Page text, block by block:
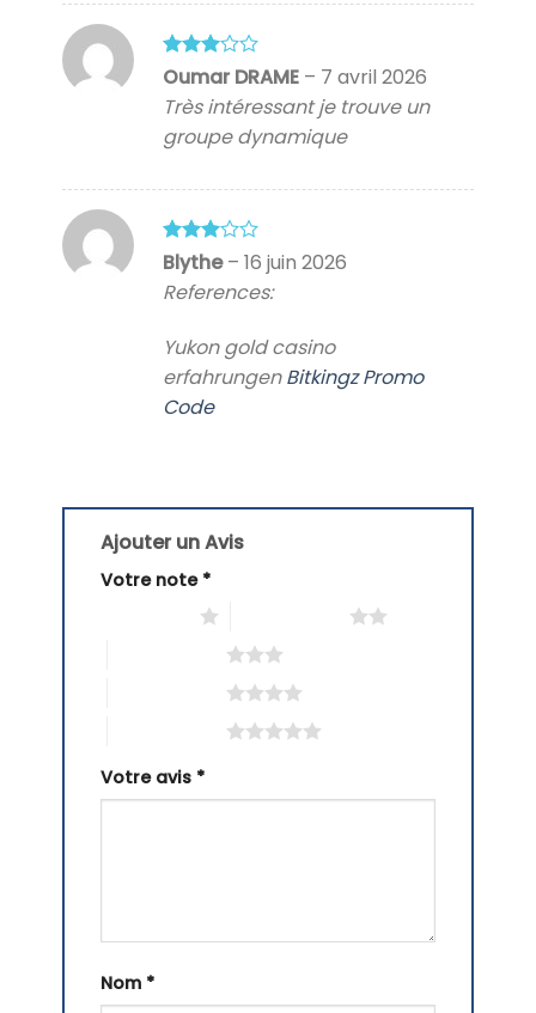
Note3
Oumar DRAME – 7 avril 2026
Très intéressant je trouve un
groupe dynamique
Note3
sur 5
Blythe– 16 juin 2026
References:
Yukon gold casino
erfahrungenBitkingz Promo
Code
Ajouter un Avis
Votre note *
Votre avis *
Nom *